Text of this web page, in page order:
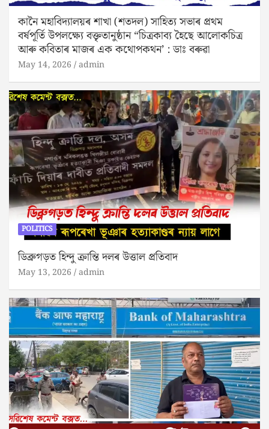
কানৈ মহাবিদ্যালয়ৰ শাখা (শতদল) সাহিত্য সভাৰ প্ৰথম
বৰ্ষপূর্তি উপলক্ষ্যে বক্তৃতানুষ্ঠান “চিত্রকাব্য হৈছে আলোকচিত্ৰ
আৰু কবিতাৰ মাজৰ এক কথোপকথন’ : ডাঃ বৰুৱা
May 14, 2026 admin
POLITICS
ডিব্ৰুগড়ত হিন্দু ক্ৰান্তি দলৰ উত্তাল প্ৰতিবাদ
May 13, 2026 admin